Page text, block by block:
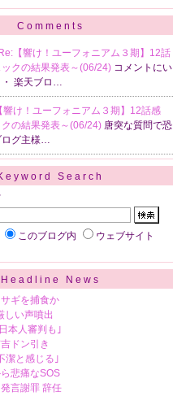
Comments
Re:【響け！ユーフォニアム３期】12話
クの結果発表～(06/24) コメントにい
・ 楽天ブロ…
響け！ユーフォニアム３期】12話感
の結果発表～(06/24) 唐突な質問で恐
ログ主様…
Search
このブログ内 ウェブサイト
Headline News
ギを捕食か
しい声噴出
本人審判も｣
ドン引き
潔と感じる｣
悲痛なSOS
言謝罪 辞任